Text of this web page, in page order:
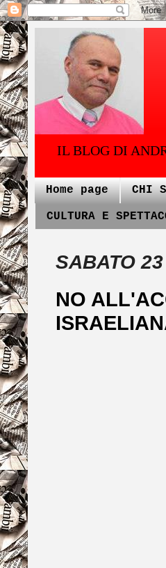
IL BLOG DI
Home page CHI
CULTURA E
SABATO
NO